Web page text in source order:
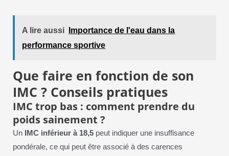
A lire aussi
Importance de l'eau dans la
performance sportive
Que faire en fonction de son
IMC ? Conseils pratiques
IMC trop bas : comment prendre du
poids sainement ?
Un IMC inférieur à 18,5peut indiquer une insuffisance
pondérale, ce qui peut être associé à des carences